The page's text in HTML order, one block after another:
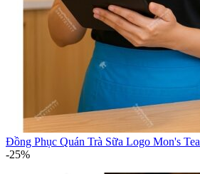
Đồng Phục Quán Trà Sữa Logo Mon's Tea
-25%